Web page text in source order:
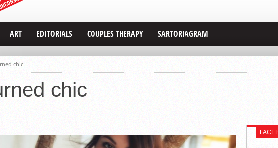
ART EDITORIALS COUPLES THERAPY SARTORIAGRAM
chic
chic